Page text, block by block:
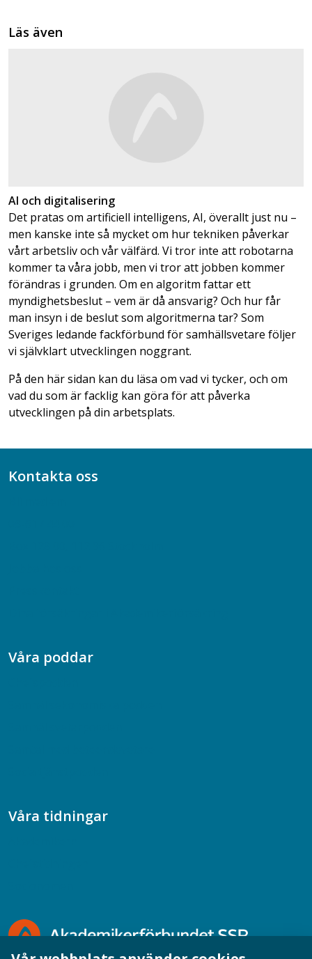
Läs även
AI och digitalisering
Det pratas om artificiell intelligens, AI, överallt just nu –
men kanske inte så mycket om hur tekniken påverkar
vårt arbetsliv och vår välfärd. Vi tror inte att robotarna
kommer ta våra jobb, men vi tror att jobben kommer
förändras i grunden. Om en algoritm fattar ett
myndighetsbeslut – vem är då ansvarig? Och hur får
man insyn i de beslut som algoritmerna tar? Som
Sveriges ledande fackförbund för samhällsvetare följer
vi självklart utvecklingen noggrant.
På den här sidan kan du läsa om vad vi tycker, och om
vad du som är facklig kan göra för att påverka
utvecklingen på din arbetsplats.
Kontakta oss
Våra poddar
Våra tidningar